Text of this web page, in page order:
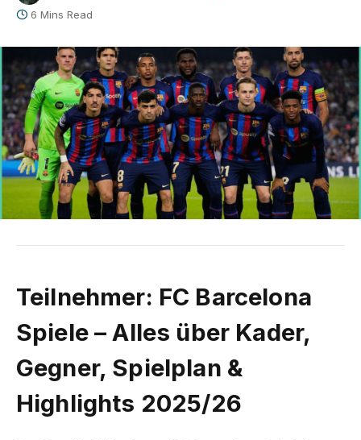
6 Mins Read
Teilnehmer: FC Barcelona
Spiele – Alles über Kader,
Gegner, Spielplan &
Highlights 2025/26